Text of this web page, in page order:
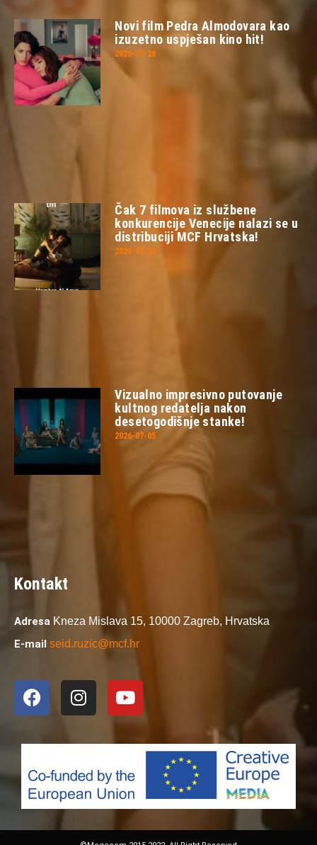
Novi film Pedra Almodovara kao
izuzetno uspješan kino hit!
2026-07-26
Čak 7 filmova iz službene
konkurencije Venecije nalazi se u
distribuciji MCF Hrvatska!
2026-07-23
Vizualno impresivno putovanje
kultnog redatelja nakon
desetogodišnje stanke!
2026-07-05
Kontakt
Adresa Kneza Mislava 15, 10000 Zagreb, Hrvatska
E-mail seid.ruzic@mcf.hr